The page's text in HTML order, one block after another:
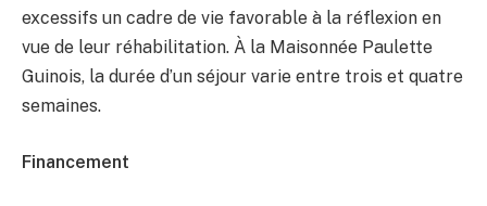
excessifs un cadre de vie favorable à la réflexion en
vue de leur réhabilitation. À la Maisonnée Paulette
Guinois, la durée d’un séjour varie entre trois et quatre
semaines.
Financement